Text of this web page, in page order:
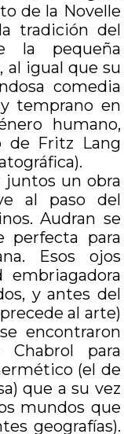
de la Novelle
tradición del
la pequeña
al igual que su
comedia
temprano en
humano,
de Fritz Lang
juntos un obra
al paso del
Audran se
perfecta para
Esos ojos
embriagadora
y antes del
al arte)
encontraron
para
(el de
que a su vez
mundos que
geografías).